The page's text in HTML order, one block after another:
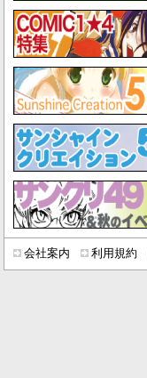
会社案内 利用規約